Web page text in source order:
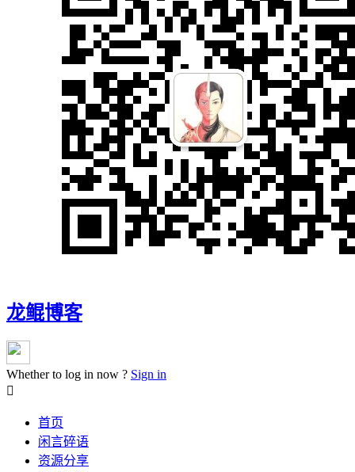
龙鲲博客
Whether to log in now ? Sign in

首页
闲言碎语
资源分享